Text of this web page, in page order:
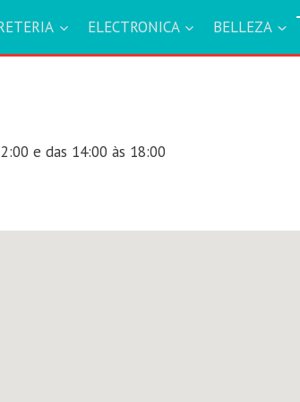
ELECTRONICA BELLEZA
e das 14:00 às 18:00